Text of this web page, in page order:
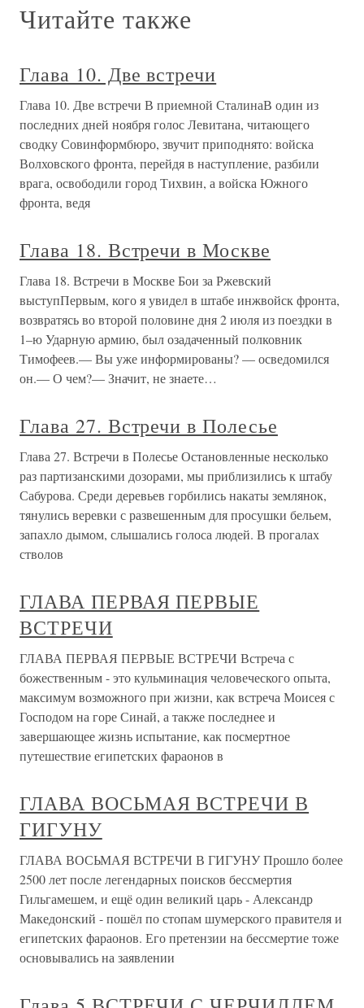
Читайте также
Глава 10. Две встречи
Глава 10. Две встречи В приемной СталинаВ один из
последних дней ноября голос Левитана, читающего
сводку Совинформбюро, звучит приподнято: войска
Волховского фронта, перейдя в наступление, разбили
врага, освободили город Тихвин, а войска Южного
фронта, ведя
Глава 18. Встречи в Москве
Глава 18. Встречи в Москве Бои за Ржевский
выступПервым, кого я увидел в штабе инжвойск фронта,
возвратясь во второй половине дня 2 июля из поездки в
1–ю Ударную армию, был озадаченный полковник
Тимофеев.— Вы уже информированы? — осведомился
он.— О чем?— Значит, не знаете…
Глава 27. Встречи в Полесье
Глава 27. Встречи в Полесье Остановленные несколько
раз партизанскими дозорами, мы приблизились к штабу
Сабурова. Среди деревьев горбились накаты землянок,
тянулись веревки с развешенным для просушки бельем,
запахло дымом, слышались голоса людей. В прогалах
стволов
ГЛАВА ПЕРВАЯ ПЕРВЫЕ
ВСТРЕЧИ
ГЛАВА ПЕРВАЯ ПЕРВЫЕ ВСТРЕЧИ Встреча с
божественным - это кульминация человеческого опыта,
максимум возможного при жизни, как встреча Моисея с
Господом на горе Синай, а также последнее и
завершающее жизнь испытание, как посмертное
путешествие египетских фараонов в
ГЛАВА ВОСЬМАЯ ВСТРЕЧИ В
ГИГУНУ
ГЛАВА ВОСЬМАЯ ВСТРЕЧИ В ГИГУНУ Прошло более
2500 лет после легендарных поисков бессмертия
Гильгамешем, и ещё один великий царь - Александр
Македонский - пошёл по стопам шумерского правителя и
египетских фараонов. Его претензии на бессмертие тоже
основывались на заявлении